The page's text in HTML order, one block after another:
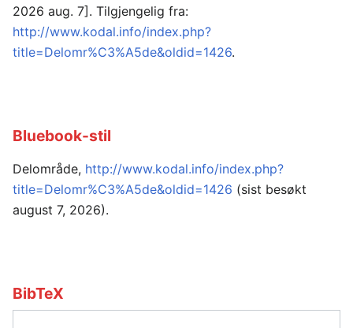
2026 aug. 7]. Tilgjengelig fra:
http://www.kodal.info/index.php?
title=Delomr%C3%A5de&oldid=1426.
Bluebook-stil
Delområde, http://www.kodal.info/index.php?
title=Delomr%C3%A5de&oldid=1426 (sist besøkt
august 7, 2026).
BibTeX